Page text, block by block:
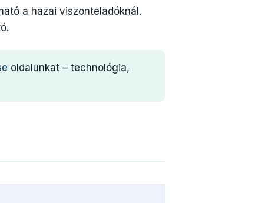
a hazai viszonteladóknál.
oldalunkat – technológia,